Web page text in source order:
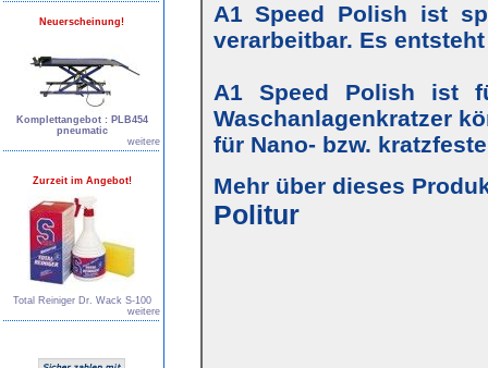
Neuerscheinung!
Komplettangebot : PLB454
pneumatic
weitere
Zurzeit im Angebot!
Total Reiniger Dr. Wack S-100
weitere
A1 Speed Polish ist
verarbeitbar. Es
A1 Speed Polish ist
Waschanlagenkratzer
für Nano- bzw.
Mehr über dieses
Politur